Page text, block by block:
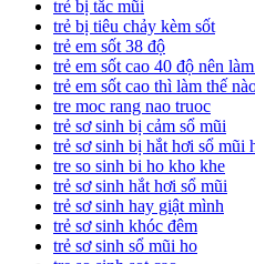
trẻ bị tắc mũi
trẻ bị tiêu chảy kèm sốt
trẻ em sốt 38 độ
trẻ em sốt cao 40 độ nên
trẻ em sốt cao thì làm thế
tre moc rang nao truoc
trẻ sơ sinh bị cảm sổ mũi
trẻ sơ sinh bị hắt hơi sổ mũi
tre so sinh bi ho kho khe
trẻ sơ sinh hắt hơi sổ mũi
trẻ sơ sinh hay giật mình
trẻ sơ sinh khóc đêm
trẻ sơ sinh sổ mũi ho